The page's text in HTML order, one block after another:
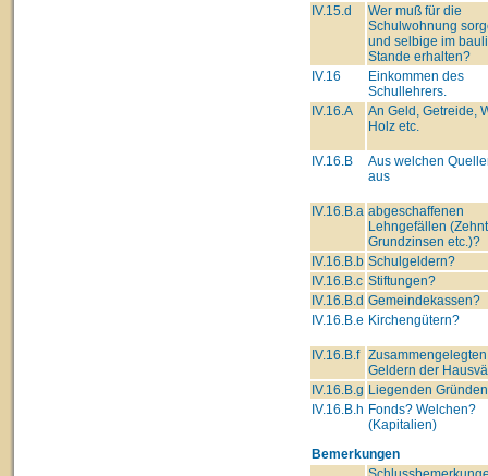
IV.15.d
Wer muß für die
Schulwohnung
und selbige im
Stande erhalten?
IV.16
Einkommen des
Schullehrers.
IV.16.A
An Geld, Getreide,
Holz etc.
IV.16.B
Aus welchen
aus
IV.16.B.a abgeschaffenen
Lehngefällen
Grundzinsen etc.)?
IV.16.B.b Schulgeldern?
IV.16.B.c Stiftungen?
IV.16.B.d Gemeindekassen?
IV.16.B.e Kirchengütern?
IV.16.B.f Zusammengelegten
Geldern der
IV.16.B.g Liegenden
IV.16.B.h Fonds? Welchen?
(Kapitalien)
Bemerkungen